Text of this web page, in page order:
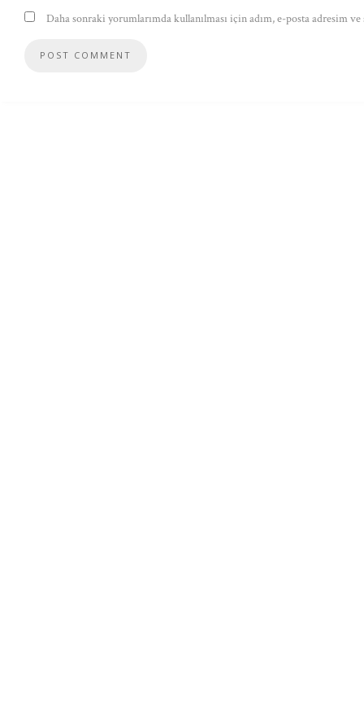
Daha sonraki yorumlarımda kullanılması için adım, e-posta adresim